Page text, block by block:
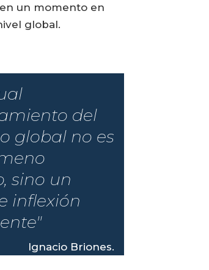
un momento en
global.
del
global no es
sino un
inflexión
Ignacio Briones.